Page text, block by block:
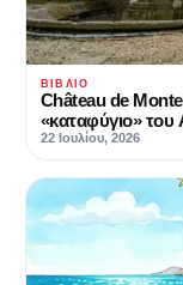
ΒΙΒΛΊΟ
Château de
«καταφύγιο»
22 Ιουλίου, 2026